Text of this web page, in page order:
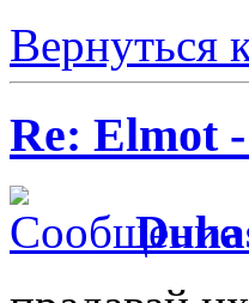
Вернуться
Re: Elmot